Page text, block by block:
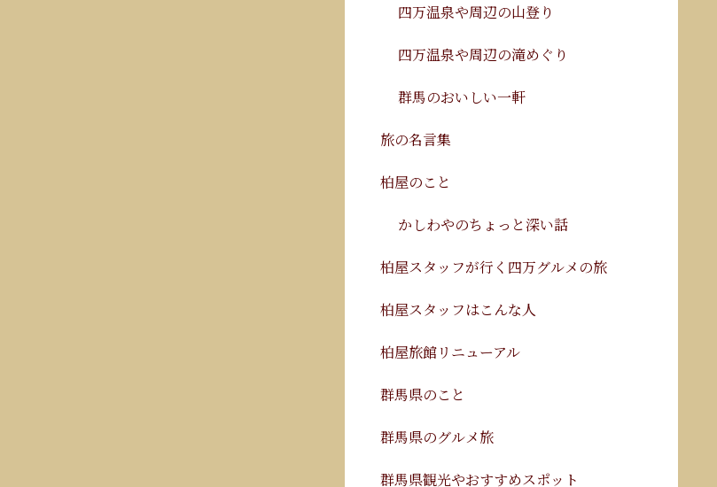
四万温泉や周辺の山登り
四万温泉や周辺の滝めぐり
群馬のおいしい一軒
旅の名言集
柏屋のこと
かしわやのちょっと深い話
柏屋スタッフが行く四万グルメの旅
柏屋スタッフはこんな人
柏屋旅館リニューアル
群馬県のこと
群馬県のグルメ旅
群馬県観光やおすすめスポット